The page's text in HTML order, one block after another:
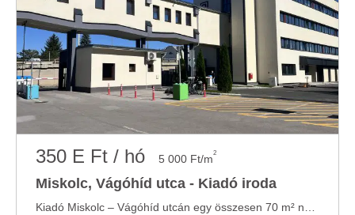
350 E Ft / hó 5 000 Ft/m2
Miskolc, Vágóhíd utca - Kiadó iroda